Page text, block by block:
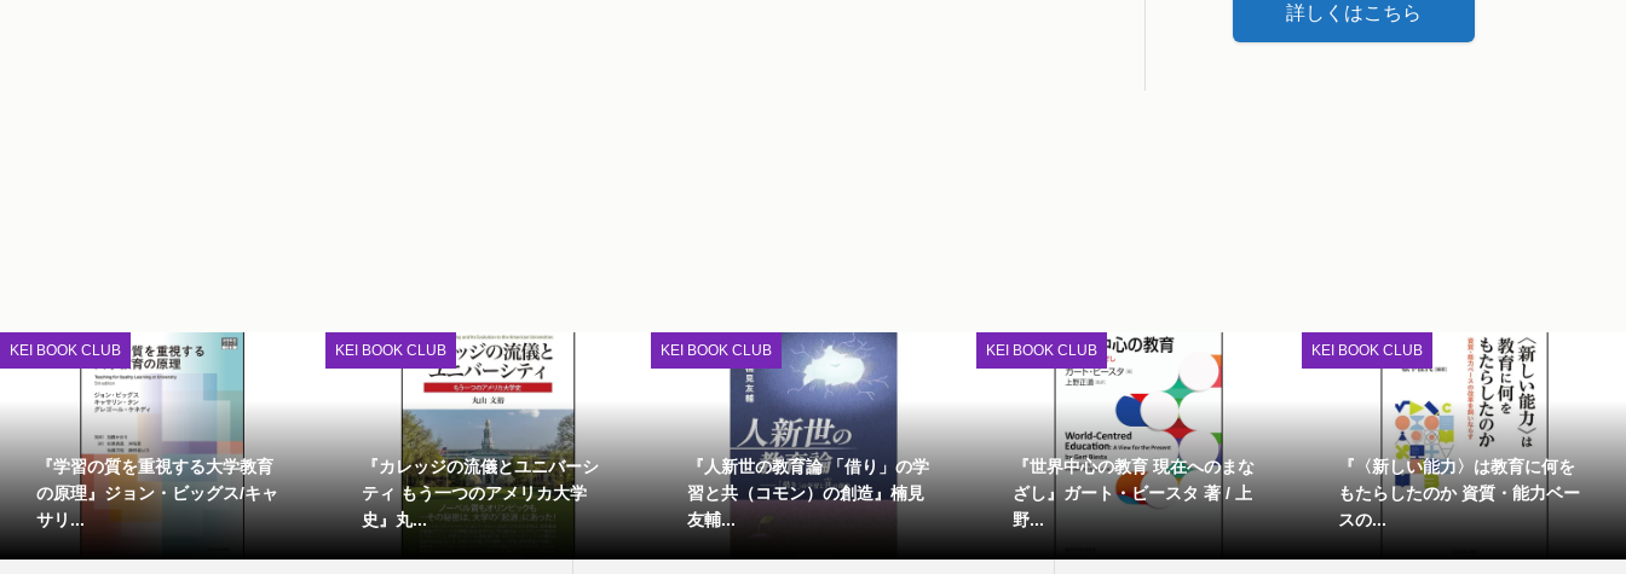
詳しくはこちら
KEI BOOK CLUB
『学習の質を重視する大学教育
の原理』ジョン・ビッグス/キャ
サリ...
KEI BOOK CLUB
『カレッジの流儀とユニバーシ
ティ もう一つのアメリカ大学
史』丸...
KEI BOOK CLUB
『人新世の教育論 「借り」の学
習と共（コモン）の創造』楠見
友輔...
KEI BOOK CLUB
『世界中心の教育 現在へのまな
ざし』ガート・ビースタ 著 / 上
野...
KEI BOOK CLUB
『〈新しい能力〉は教育に何を
もたらしたのか 資質・能力ベー
スの...